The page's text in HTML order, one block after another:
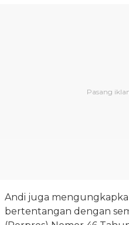
Andi juga
bertentangan dengan